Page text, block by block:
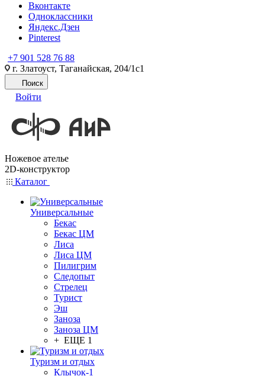
Вконтакте
Одноклассники
Яндекс.Дзен
Pinterest
+7 901 528 76 88
г. Златоуст, Таганайская, 204/1с1
Поиск
Войти
Ножевое ателье
2D-конструктор
Каталог
Универсальные
Бекас
Бекас ЦМ
Лиса
Лиса ЦМ
Пилигрим
Следопыт
Стрелец
Турист
Эш
Заноза
Заноза ЦМ
+ ЕЩЕ 1
Туризм и отдых
Клычок-1